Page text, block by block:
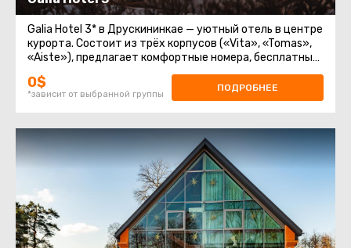
Galia Hotel 3* в Друскининкае — уютный отель в центре
курорта. Состоит из трёх корпусов («Vita», «Tomas»,
«Aiste»), предлагает комфортные номера, бесплатный
0$
*зависит от выбранной группы
ПОДРОБНЕЕ